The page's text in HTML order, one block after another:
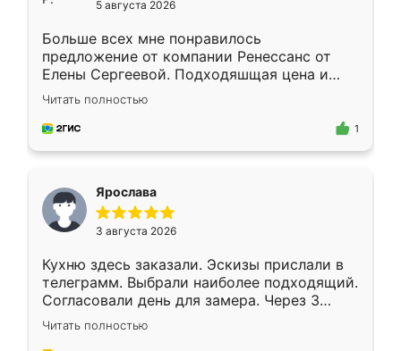
5 августа 2026
Больше всех мне понравилось
предложение от компании Ренессанс от
Елены Сергеевой. Подходяшщая цена и
короткие сроки изготовления. Приехавший
для замера сотрудник Владислав
предложил по моему эскизу самый
Читать полностью
1
Ярослава
3 августа 2026
Кухню здесь заказали. Эскизы прислали в
телеграмм. Выбрали наиболее подходящий.
Согласовали день для замера. Через 3
недели кухня была уже готова. Остались
довольны работой. Спасибо Ренессанс
Читать полностью